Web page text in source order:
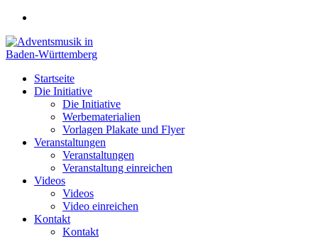
Zum
springen
Startseite
Die Initiative
Die Initiative
Werbematerialien
Vorlagen Plakate und Flyer
Veranstaltungen
Veranstaltungen
Veranstaltung einreichen
Videos
Videos
Video einreichen
Kontakt
Kontakt